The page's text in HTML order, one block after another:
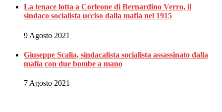
La tenace lotta a Corleone di Bernardino Verro, il
sindaco socialista ucciso dalla mafia nel 1915
9 Agosto 2021
Giuseppe Scalia, sindacalista socialista assassinato dalla
mafia con due bombe a mano
7 Agosto 2021